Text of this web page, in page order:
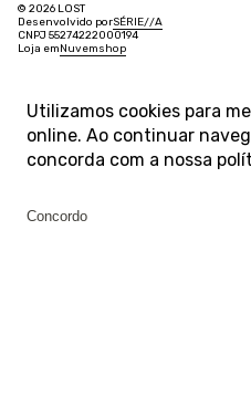
© 2026 LOST
Desenvolvido porSÉRIE//A
CNPJ 55274222000194
Loja emNuvemshop
Utilizamos cookies para
online. Ao continuar
concorda com a nossa
Concordo